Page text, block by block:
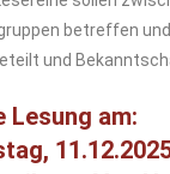
betreffen
und
Lesung am: